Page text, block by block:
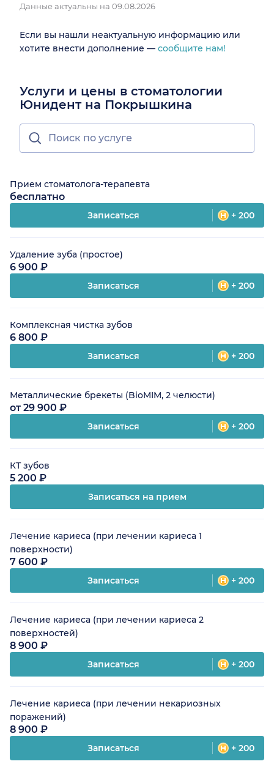
Данные актуальны на 09.08.2026
Если вы нашли неактуальную информацию или
хотите внести дополнение — сообщите нам!
Услуги и цены в стоматологии
Юнидент на Покрышкина
Прием стоматолога-терапевта
бесплатно
Записаться + 200
Удаление зуба (простое)
6 900 ₽
Записаться + 200
Комплексная чистка зубов
6 800 ₽
Записаться + 200
Металлические брекеты (BioMIM, 2 челюсти)
от 29 900 ₽
Записаться + 200
КТ зубов
5 200 ₽
Записаться на прием
Лечение кариеса (при лечении кариеса 1
поверхности)
7 600 ₽
Записаться + 200
Лечение кариеса (при лечении кариеса 2
поверхностей)
8 900 ₽
Записаться + 200
Лечение кариеса (при лечении некариозных
поражений)
8 900 ₽
Записаться + 200